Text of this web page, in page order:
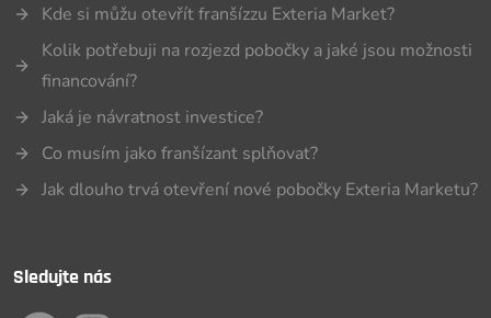
Kde si můžu otevřít franšízzu Exteria Market?
Kolik potřebuji na rozjezd pobočky a jaké jsou možnosti
financování?
Jaká je návratnost investice?
Co musím jako franšízant splňovat?
Jak dlouho trvá otevření nové pobočky Exteria Marketu?
Sledujte nás